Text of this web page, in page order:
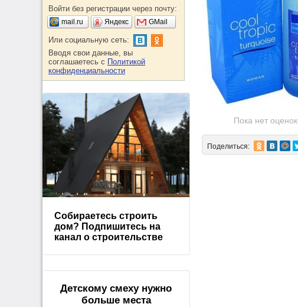
Пока нет оценок
Поделиться:
Войти без регистрации через почту:
mail.ru Яндекс GMail
Или социальную сеть:
Вводя свои данные, вы
соглашаетесь с Политикой
конфиденциальности
Собираетесь строить
дом? Подпишитесь на
канал о строительстве
Детскому смеху нужно
больше места